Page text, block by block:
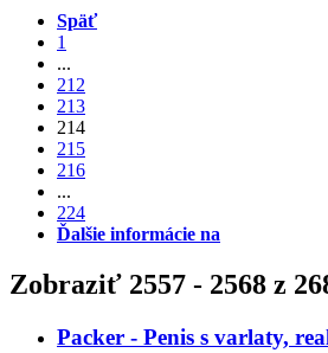
Späť
1
...
212
213
214
215
216
...
224
Ďalšie informácie na
Zobraziť 2557 - 2568 z
Packer - Penis s varlaty,